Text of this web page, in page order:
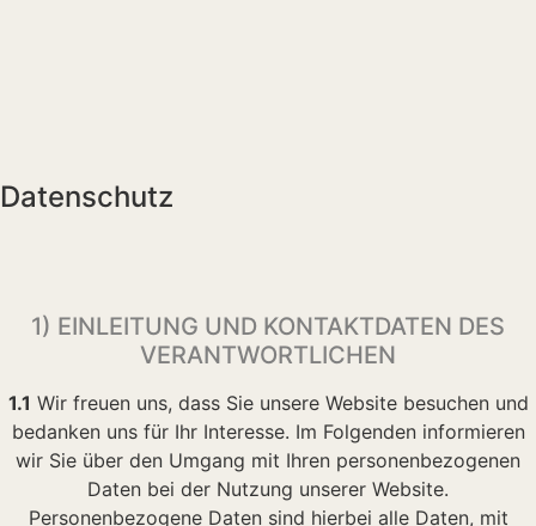
Datenschutz
1) EINLEITUNG UND KONTAKTDATEN DES
VERANTWORTLICHEN
1.1 Wir freuen uns, dass Sie unsere Website besuchen und
bedanken uns für Ihr Interesse. Im Folgenden informieren
wir Sie über den Umgang mit Ihren personenbezogenen
Daten bei der Nutzung unserer Website.
Personenbezogene Daten sind hierbei alle Daten, mit